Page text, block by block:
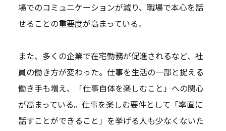
場でのコミュニケーションが減り、職場で本心を話
せることの重要度が高まっている。
また、多くの企業で在宅勤務が促進されるなど、社
員の働き方が変わった。仕事を生活の一部と捉える
働き手も増え、「仕事自体を楽しむこと」への関心
が高まっている。仕事を楽しむ要件として「率直に
話すことができること」を挙げる人も少なくないた